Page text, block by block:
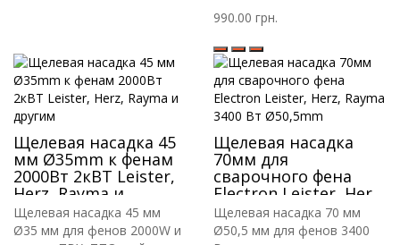
990.00 грн.
Щелевая насадка 45
мм Ø35mm к фенам
2000Вт 2кВТ Leister,
Herz, Rayma и
другим
Щелевая насадка 45 мм
Ø35 мм для фенов 2000W и
Щелевая насадка
70мм для
сварочного фена
Electron Leister, Herz,
Rayma 3400 Вт
Ø50,5mm
Щелевая насадка 70 мм
Ø50,5 мм для фенов 3400